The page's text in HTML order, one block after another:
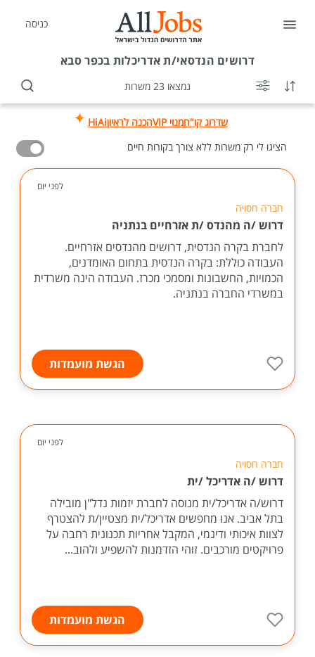
כניסה
דרושים הנדסאי/ת אדריכלות בכפר סבא
נמצאו 23 משרות
שדרוג קו"חמנוי VIP הכנה לראיוןHiAi
הציגו לי רק משרות ללא צורך בקורות חיים
לפני יום
חברה חסויה
דרוש /ה מהנדס /ת אזרחיים בנתניה
לחברת בקרה הנדסית, דרושים מהנדסים אזרחיים.
העבודה כוללת: בקרה הנדסית בתחום האומדנים,
הכמויות, החשבונות ומסמכי מכרז. העבודה הינה משרדית
במשרדי החברה בנתניה.
הגשת מועמדות
לפני יום
חברה חסויה
דרוש /ה אדריכל /ית
דרוש/ה אדריכל/ית מנוסה לחברת יזמות נדל"ן מובילה
בתל אביב. אנו מחפשים אדריכל/ית מצטיין/ת להצטרף
לצוות איכותי ודינמי, המקבל אחריות תכנונית רחבה על
פרויקטים מורכבים. זוהי הזדמנות להשפיע ולהוב...
הגשת מועמדות